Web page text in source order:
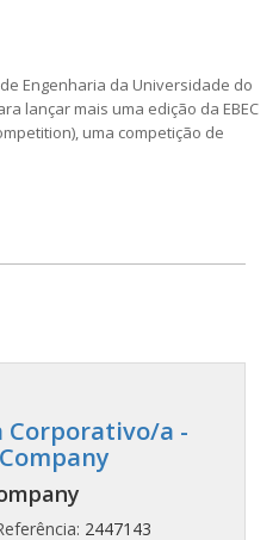
Engenharia da Universidade do
lançar mais uma edição da EBEC
uma competição de
Corporativo/a -
2447143